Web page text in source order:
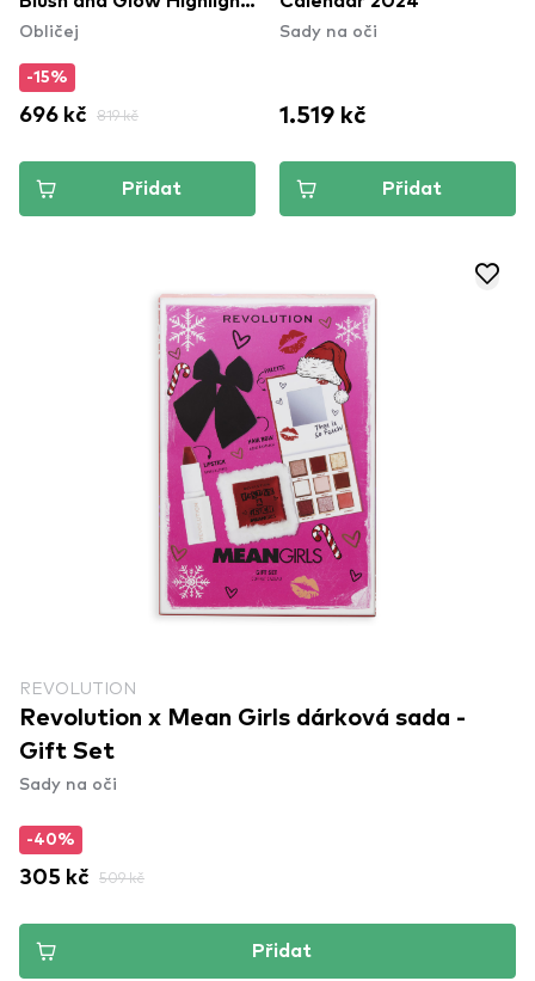
Gift Set
Obličej
-15%
696 kč 819 kč
Přidat
Sady na oči
1.519 kč
Přidat
REVOLUTION
Revolution x Mean Girls dárková sada -
Gift Set
Sady na oči
-40%
305 kč 509 kč
Přidat